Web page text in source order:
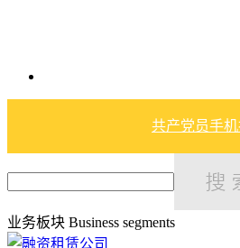
共产党员手机
业务板块 Business segments